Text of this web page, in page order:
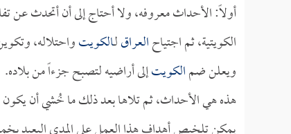
أولاً: الأحداث معروفه، ولا أحتاج إلى أن أتحدث عن
الكويتية، ثم اجتياحالعراقلـالكويتواحتلاله،
ويعلن ضمالكويتإلى أراضيه لتصبح جزءاً من بلاده.
هذه هي الأحداث، ثم تلاها بعد ذلك ما خُشي أن